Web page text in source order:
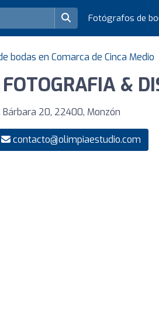
Fotógrafos de
bodas en Comarca de Cinca Medio
&
Bárbara 20, 22400, Monzón
contacto@olimpiaestudio.com